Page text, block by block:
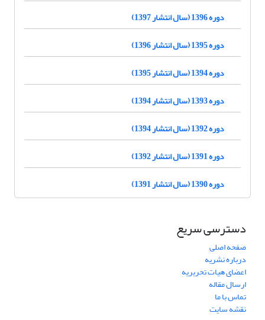
دوره 1396 (سال انتشار 1397)
دوره 1395 (سال انتشار 1396)
دوره 1394 (سال انتشار 1395)
دوره 1393 (سال انتشار 1394)
دوره 1392 (سال انتشار 1394)
دوره 1391 (سال انتشار 1392)
دوره 1390 (سال انتشار 1391)
دسترسی سریع
صفحه اصلی
درباره نشریه
اعضای هیات تحریریه
ارسال مقاله
تماس با ما
نقشه سایت